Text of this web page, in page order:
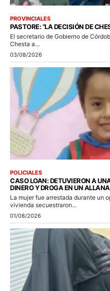
PROVINCIALES
PASTORE: “LA DECISIÓN DE
El secretario de Gobierno de
Chesta a...
03/08/2026
POLICIALES
CASO LOAN: DETUVIERON A
DINERO Y DROGA EN UN
La mujer fue arrestada durante un
vivienda secuestraron...
01/08/2026